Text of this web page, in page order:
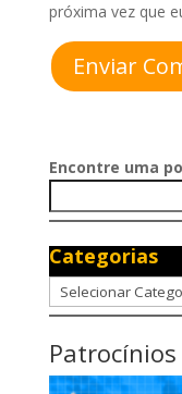
próxima vez que
Enviar
Encontre uma
Categorias
Categorias
Patrocínios